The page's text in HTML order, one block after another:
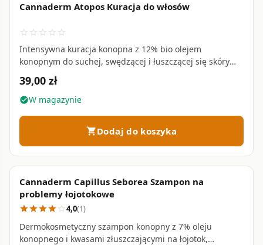
Cannaderm Atopos Kuracja do włosów
star_border star_border star_border star_border star_border
Intensywna kuracja konopna z 12% bio olejem
konopnym do suchej, swędzącej i łuszczącej się skóry
głowy • 100 ml
39,00 zł
check_circleW magazynie
shopping_cartDodaj do koszyka
Cannaderm Capillus Seborea Szampon na
problemy łojotokowe
starstarstarstarstar_border4,0(1)
Dermokosmetyczny szampon konopny z 7% oleju
konopnego i kwasami złuszczającymi na łojotok,